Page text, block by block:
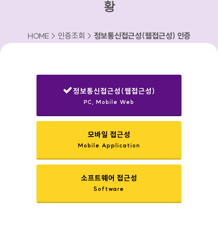
황
HOME > 인증조회 > 정보통신접근성(웹접근성) 인증
정보통신접근성(웹접근성)
PC, Mobile Web
모바일 접근성
Mobile Application
소프트웨어 접근성
Software